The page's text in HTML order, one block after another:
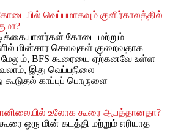
வெப்பமாகவும் குளிர்காலத்தில்
கோடை மற்றும்
மின்சார செலவுகள் குறைவதாக
மேலும், BFS கூரையை ஏற்கனவே உள்ள
இது வெப்பநிலை
கூடுதல் காப்புப் பொருளை
உலோக கூரை ஆபத்தானதா?
ஒரு மின் கடத்தி மற்றும் எரியாத